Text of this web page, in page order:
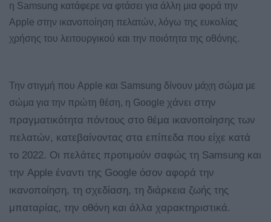
η Samsung κατάφερε να φτάσει για άλλη μια φορά την
Apple στην ικανοποίηση πελατών, λόγω της ευκολίας
χρήσης του λειτουργικού και την ποιότητα της οθόνης.
Την στιγμή που Apple και Samsung δίνουν μάχη σώμα με
σώμα για την πρώτη θέση, η Google χάνει στην
πραγματικότητα πόντους στο θέμα ικανοποίησης των
πελατών, κατεβαίνοντας στα επίπεδα που είχε κατά
το 2022. Οι πελάτες προτιμούν σαφώς τη Samsung και
την Apple έναντι της Google όσον αφορά την
ικανοποίηση, τη σχεδίαση, τη διάρκεια ζωής της
μπαταρίας, την οθόνη και άλλα χαρακτηριστικά.